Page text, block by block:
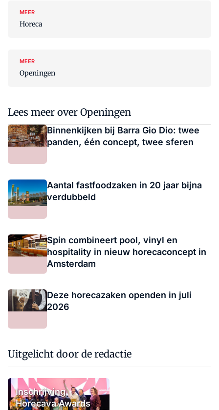
MEER
Horeca
MEER
Openingen
Lees meer over Openingen
Binnenkijken bij Barra Gio Dio: twee
panden, één concept, twee sferen
Aantal fastfoodzaken in 20 jaar bijna
verdubbeld
Spin combineert pool, vinyl en
hospitality in nieuw horecaconcept in
Amsterdam
Deze horecazaken openden in juli
2026
Uitgelicht door de redactie
Inschrijving
Horecava Awards